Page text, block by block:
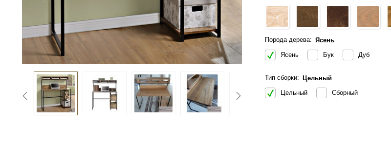
Порода дерева: Ясень
Ясень
Бук Дуб
Тип сборки:
Цельный
Цельный
Сборный